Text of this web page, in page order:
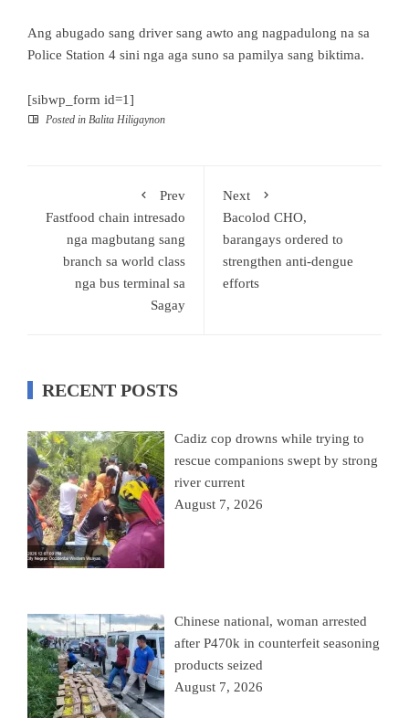
Ang abugado sang driver sang awto ang nagpadulong na sa
Police Station 4 sini nga aga suno sa pamilya sang biktima.
[sibwp_form id=1]
Posted in Balita Hiligaynon
Prev
Fastfood chain intresado
nga magbutang sang
branch sa world class
nga bus terminal sa
Sagay
Next
Bacolod CHO,
barangays ordered to
strengthen anti-dengue
efforts
RECENT POSTS
Cadiz cop drowns while trying to
rescue companions swept by strong
river current
August 7, 2026
Chinese national, woman arrested
after P470k in counterfeit seasoning
products seized
August 7, 2026